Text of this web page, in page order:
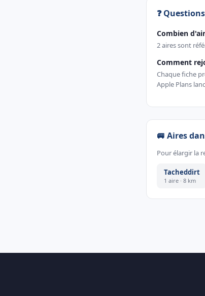
❓
Combien
2 aires sont
Comment
Chaque fiche
Apple Plans
🚐 Aires
Pour élargir la
Tacheddirt
1 aire · 8 km